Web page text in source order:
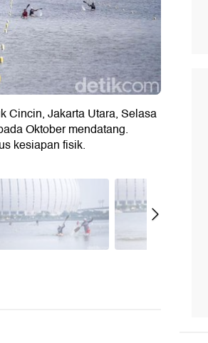
Cincin, Jakarta Utara, Selasa
Oktober mendatang.
kesiapan fisik.